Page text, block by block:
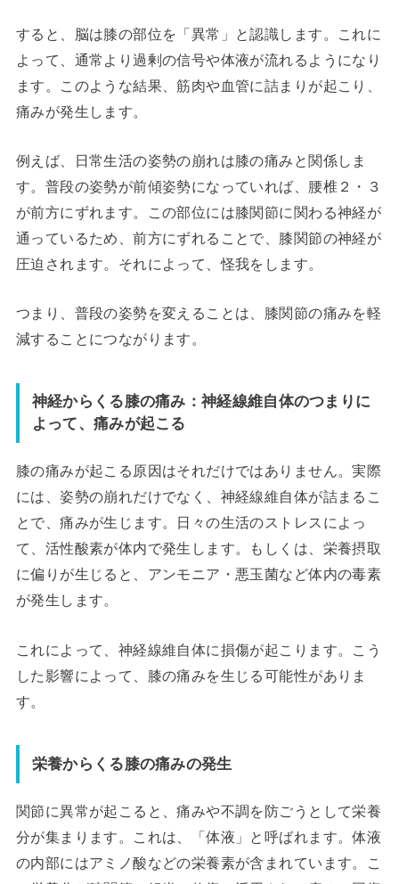
すると、脳は膝の部位を「異常」と認識します。これに
よって、通常より過剰の信号や体液が流れるようになり
ます。このような結果、筋肉や血管に詰まりが起こり、
痛みが発生します。
例えば、日常生活の姿勢の崩れは膝の痛みと関係しま
す。普段の姿勢が前傾姿勢になっていれば、腰椎２・３
が前方にずれます。この部位には膝関節に関わる神経が
通っているため、前方にずれることで、膝関節の神経が
圧迫されます。それによって、怪我をします。
つまり、普段の姿勢を変えることは、膝関節の痛みを軽
減することにつながります。
神経からくる膝の痛み：神経線維自体のつまりに
よって、痛みが起こる
膝の痛みが起こる原因はそれだけではありません。実際
には、姿勢の崩れだけでなく、神経線維自体が詰まるこ
とで、痛みが生じます。日々の生活のストレスによっ
て、活性酸素が体内で発生します。もしくは、栄養摂取
に偏りが生じると、アンモニア・悪玉菌など体内の毒素
が発生します。
これによって、神経線維自体に損傷が起こります。こう
した影響によって、膝の痛みを生じる可能性がありま
す。
栄養からくる膝の痛みの発生
関節に異常が起こると、痛みや不調を防ごうとして栄養
分が集まります。これは、「体液」と呼ばれます。体液
の内部にはアミノ酸などの栄養素が含まれています。こ